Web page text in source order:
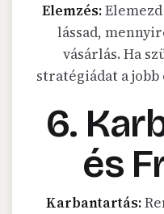
Elemzés:
lássad,
vásárlás. Ha
stratégiádat a
6.
és
Karbantartás: